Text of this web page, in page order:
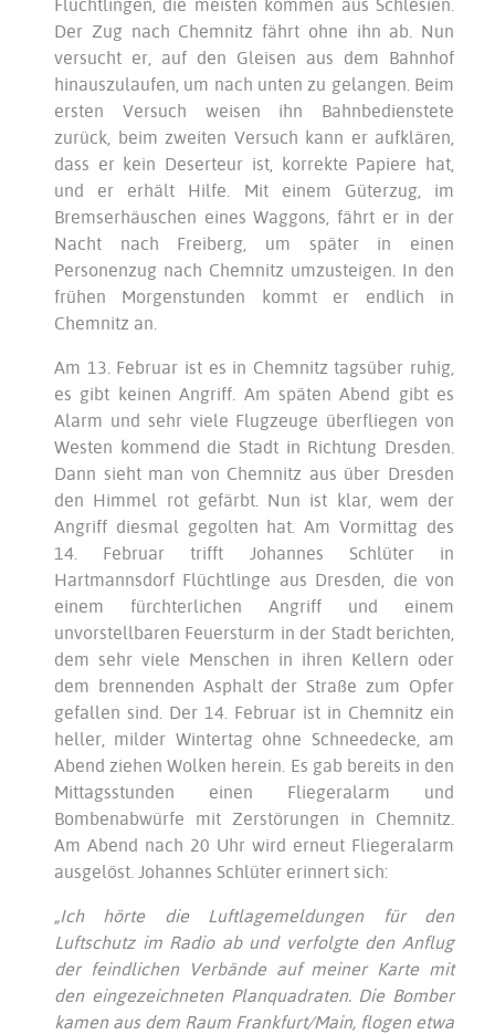
Flüchtlingen, die meisten kommen aus Schlesien.
Der Zug nach Chemnitz fährt ohne ihn ab. Nun
versucht er, auf den Gleisen aus dem Bahnhof
hinauszulaufen, um nach unten zu gelangen. Beim
ersten Versuch weisen ihn Bahnbedienstete
zurück, beim zweiten Versuch kann er aufklären,
dass er kein Deserteur ist, korrekte Papiere hat,
und er erhält Hilfe. Mit einem Güterzug, im
Bremserhäuschen eines Waggons, fährt er in der
Nacht nach Freiberg, um später in einen
Personenzug nach Chemnitz umzusteigen. In den
frühen Morgenstunden kommt er endlich in
Chemnitz an.
Am 13. Februar ist es in Chemnitz tagsüber ruhig,
es gibt keinen Angriff. Am späten Abend gibt es
Alarm und sehr viele Flugzeuge überfliegen von
Westen kommend die Stadt in Richtung Dresden.
Dann sieht man von Chemnitz aus über Dresden
den Himmel rot gefärbt. Nun ist klar, wem der
Angriff diesmal gegolten hat. Am Vormittag des
14. Februar trifft Johannes Schlüter in
Hartmannsdorf Flüchtlinge aus Dresden, die von
einem fürchterlichen Angriff und einem
unvorstellbaren Feuersturm in der Stadt berichten,
dem sehr viele Menschen in ihren Kellern oder
dem brennenden Asphalt der Straße zum Opfer
gefallen sind. Der 14. Februar ist in Chemnitz ein
heller, milder Wintertag ohne Schneedecke, am
Abend ziehen Wolken herein. Es gab bereits in den
Mittagsstunden einen Fliegeralarm und
Bombenabwürfe mit Zerstörungen in Chemnitz.
Am Abend nach 20 Uhr wird erneut Fliegeralarm
ausgelöst. Johannes Schlüter erinnert sich:
„Ich hörte die Luftlagemeldungen für den
Luftschutz im Radio ab und verfolgte den Anflug
der feindlichen Verbände auf meiner Karte mit
den eingezeichneten Planquadraten. Die Bomber
kamen aus dem Raum Frankfurt/Main, flogen etwa